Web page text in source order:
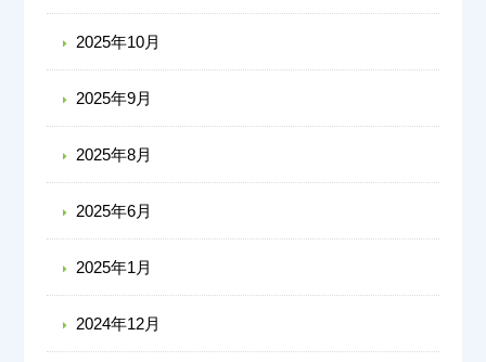
2025年10月
2025年9月
2025年8月
2025年6月
2025年1月
2024年12月